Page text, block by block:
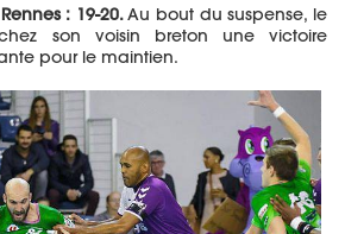
: 19-20.Au bout du suspense, le
son voisin breton une victoire
pour le maintien.